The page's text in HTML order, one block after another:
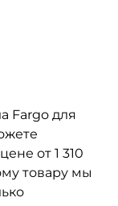
Fargo для
от 1 310
товару мы